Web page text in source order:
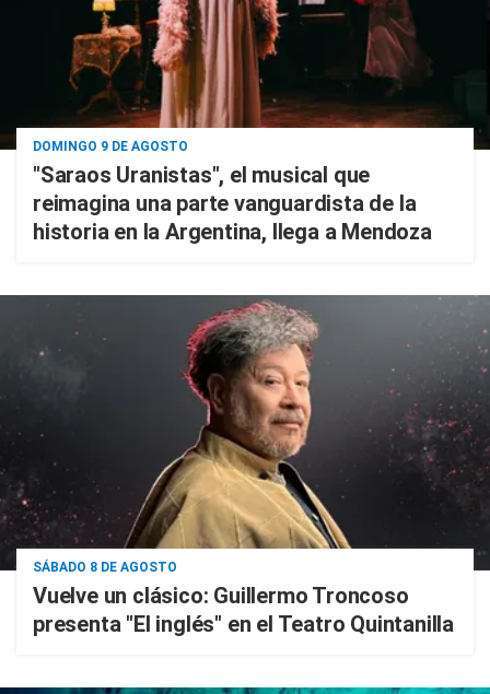
DOMINGO 9 DE AGOSTO
"Saraos Uranistas", el musical que
reimagina una parte vanguardista de la
historia en la Argentina, llega a Mendoza
SÁBADO 8 DE AGOSTO
Vuelve un clásico: Guillermo Troncoso
presenta "El inglés" en el Teatro Quintanilla